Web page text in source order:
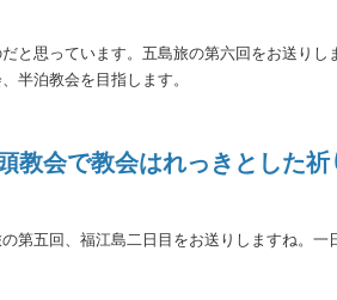
と思っています。五島旅の第六回をお送り
半泊教会を目指します。
教会で教会はれっきとした
第五回、福江島二日目をお送りしますね。